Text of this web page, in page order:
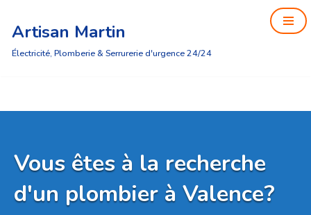
Aller
au
Artisan Martin
Électricité, Plomberie & Serrurerie d'urgence 24/24
Vous êtes à la recherche
d'un plombier à Valence?